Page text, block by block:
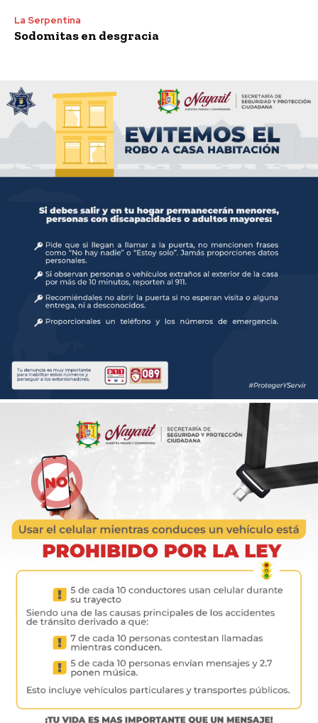
La Serpentina
Sodomitas en desgracia